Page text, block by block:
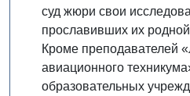
суд жюри свои
прославивших их
Кроме преподавателей
авиационного
образовательных